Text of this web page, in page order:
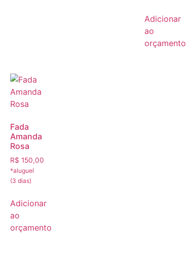
Adicionar
ao
orçamento
Fada
Amanda
Rosa
R$ 150,00
Adicionar
ao
orçamento